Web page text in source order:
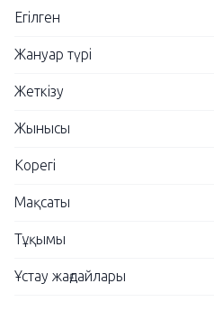
Егілген
Жануар түрі
Жеткізу
Жынысы
Корегі
Мақсаты
Тұқымы
Ұстау жағдайлары